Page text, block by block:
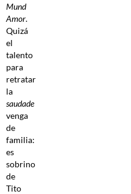
Mund
Amor.
Quizá
el
talento
para
retratar
la
saudade
venga
de
familia:
es
sobrino
de
Tito